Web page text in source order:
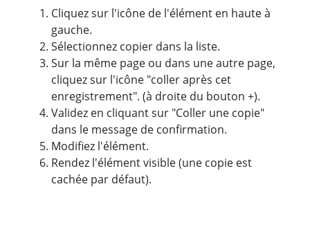
Cliquez sur l'icône de l'élément en haute à
gauche.
Sélectionnez copier dans la liste.
Sur la même page ou dans une autre page,
cliquez sur l'icône "coller après cet
enregistrement". (à droite du bouton +).
Validez en cliquant sur "Coller une copie"
dans le message de confirmation.
Modifiez l'élément.
Rendez l'élément visible (une copie est
cachée par défaut).